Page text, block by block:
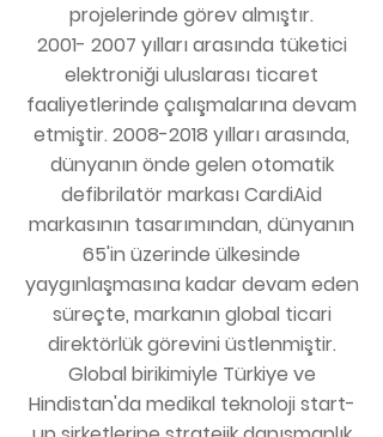
projelerinde görev almıştır.
2001- 2007 yılları arasında tüketici
elektroniği uluslarası ticaret
faaliyetlerinde çalışmalarına devam
etmiştir. 2008-2018 yılları arasında,
dünyanın önde gelen otomatik
defibrilatör markası CardiAid
markasının tasarımından, dünyanın
65'in üzerinde ülkesinde
yaygınlaşmasına kadar devam eden
süreçte, markanın global ticari
direktörlük görevini üstlenmiştir.
Global birikimiyle Türkiye ve
Hindistan'da medikal teknoloji start-